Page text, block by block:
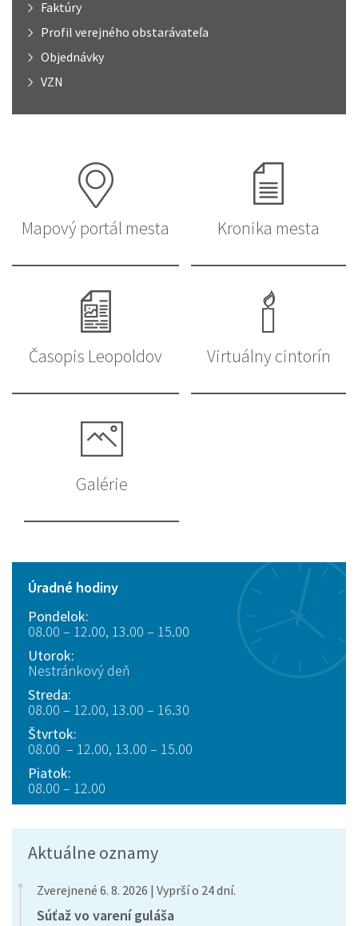
Faktúry
Profil verejného obstarávateľa
Objednávky
VZN
Mapový portál mesta Kronika mesta
Časopis Leopoldov Virtuálny cintorín
Galérie
Úradné hodiny
Pondelok:
08.00 – 12.00, 13.00 – 15.00
Utorok:
Nestránkový deň
Streda:
08.00 – 12.00, 13.00 – 16.30
Štvrtok:
08.00 – 12.00, 13.00 – 15.00
Piatok:
08.00 – 12.00
Aktuálne oznamy
Zverejnené 6. 8. 2026 | Vyprší o 24 dní.
Súťaž vo varení guláša